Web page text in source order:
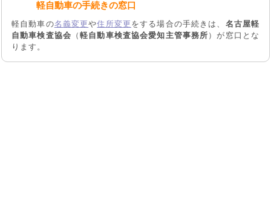
軽自動車の手続きの窓口
軽自動車の名義変更や住所変更 をする場合の手続きは、 名古屋軽
自動車検査協会 （軽自動車検査協会愛知主管事務所 ）が窓口とな
ります。